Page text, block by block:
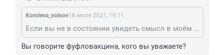
Koroleva_voinov18 июля 2021, 19:11
Если вы не в состоянии увидеть смысл в моём ответе, это вовсе не означает, что он (смысл) отсутствует. Что с чем и зачем вы собрались сравнивать? Тяжесть течения процесса после прививки и тяжесть течения болезни у заболевшего естественным путём? А не надо ничего сравнивать. И не надо проявлять искусственно навязываемую "заботу" о других, тем более, что вас о ней не просили! Почему, например, люди, не являющиеся поклонниками масочного "маразма", не подходят к тем, кто в масках, и не срывают с них эти самые маски? Правильно. Потому что уважают чужое мнение и право на собственный выбор. Хотите колоться фуфловакциной - колитесь, ваше право. Другие люди в состоянии сами решить, что и как им делать.
Вы говорите фуфловакцина, кого вы уважаете?